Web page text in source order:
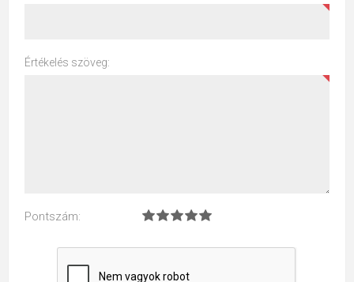
Értékelés szöveg:
Pontszám: